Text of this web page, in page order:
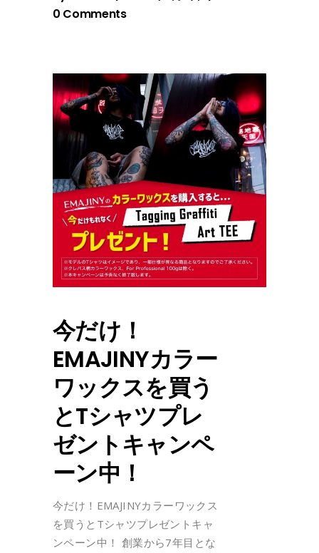
0 Comments
今だけ！
EMAJINYカラー
ワックスを買う
とTシャツプレ
ゼントキャンペ
ーン中！
今だけ！EMAJINYカラーワックス
を買うとTシャツプレゼントキャ
ンペーン中！ 創業から7年目とな